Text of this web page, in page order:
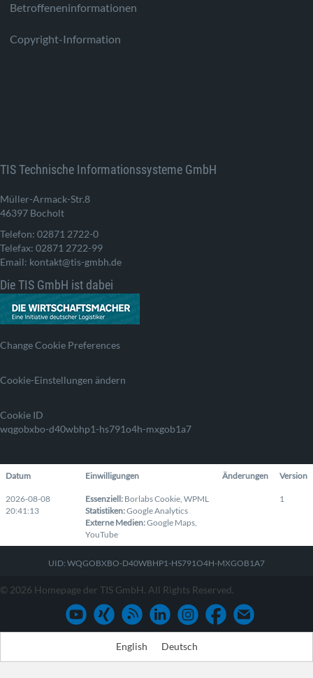
Betroffeneninformationen
Copyright-Information
TIS Technische Informationssysteme GmbH
Müller-Armack-Str.8
46397 Bocholt
Telefon: 02871 2722-0
Telefax: 02871 2722-99
Email: kontakt@tis-gmbh.de
Die TIS GmbH ist dabei
Change Cookie Preferences
Cookie-Einstellungen ändern
Cookie ID
wqgobxbo-d40wbhp1-hs791o4h-mxgob1a7
Datum Einwilligungen Änderungen Version
2026-08-08
20:41:13
Essenziell: Borlabs Cookie, WPML
Statistiken:Google Analytics
Externe Medien:Google Maps,
YouTube
1
UID: WQGOBXBO-D40WBHP1-HS791O4H-MXGOB1A7
© 2026 Homepage der TIS GmbH. All Rights Reserved.
English Deutsch